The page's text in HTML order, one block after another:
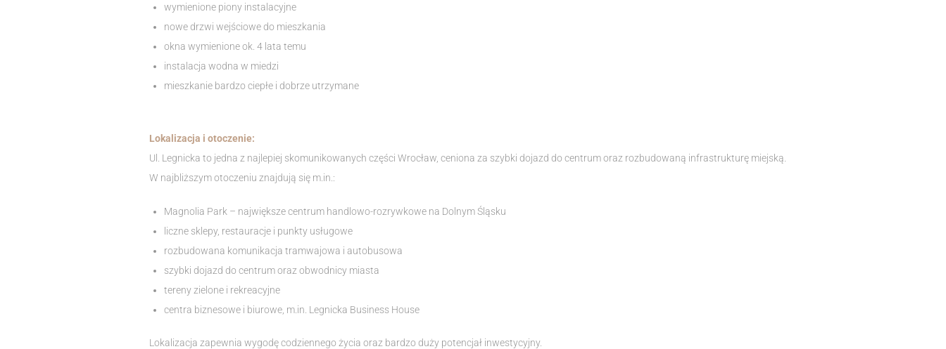
wymienione piony instalacyjne
nowe drzwi wejściowe do mieszkania
okna wymienione ok. 4 lata temu
instalacja wodna w miedzi
mieszkanie bardzo ciepłe i dobrze utrzymane
Lokalizacja i otoczenie:
Ul. Legnicka to jedna z najlepiej skomunikowanych części Wrocław, ceniona za szybki dojazd do centrum oraz rozbudowaną infrastrukturę miejską.
W najbliższym otoczeniu znajdują się m.in.:
Magnolia Park – największe centrum handlowo-rozrywkowe na Dolnym Śląsku
liczne sklepy, restauracje i punkty usługowe
rozbudowana komunikacja tramwajowa i autobusowa
szybki dojazd do centrum oraz obwodnicy miasta
tereny zielone i rekreacyjne
centra biznesowe i biurowe, m.in. Legnicka Business House
Lokalizacja zapewnia wygodę codziennego życia oraz bardzo duży potencjał inwestycyjny.